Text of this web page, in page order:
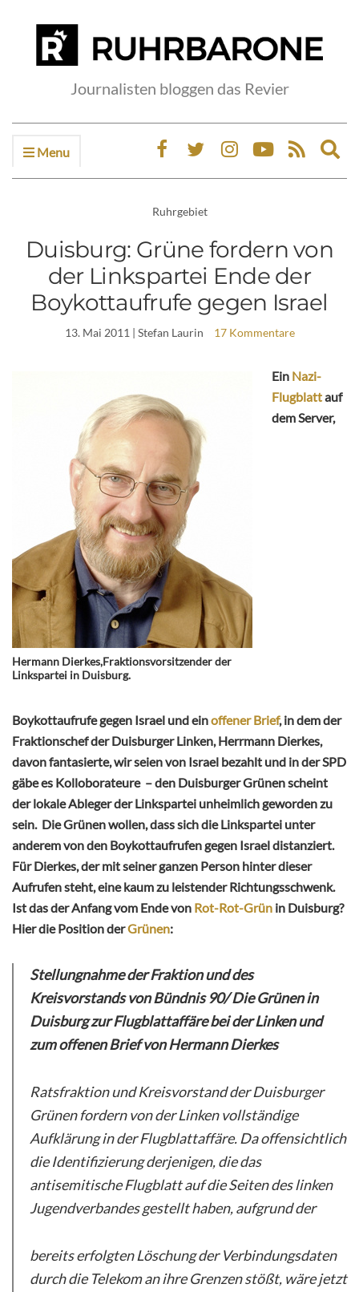
Journalisten bloggen das Revier
Menu
Ruhrgebiet
Duisburg: Grüne fordern von
der Linkspartei Ende der
Boykottaufrufe gegen Israel
13. Mai 2011 | Stefan Laurin 17 Kommentare
Hermann Dierkes,Fraktionsvorsitzender der
Linkspartei in Duisburg.
Ein Nazi-
Flugblattauf
dem Server,
Boykottaufrufe gegen Israel und einoffener Brief, in dem der
Fraktionschef der Duisburger Linken, Herrmann Dierkes,
davon fantasierte, wir seien von Israel bezahlt und in der SPD
gäbe es Kolloborateure – den Duisburger Grünen scheint
der lokale Ableger der Linkspartei unheimlich geworden zu
sein. Die Grünen wollen, dass sich die Linkspartei unter
anderem von den Boykottaufrufen gegen Israel distanziert.
Für Dierkes, der mit seiner ganzen Person hinter dieser
Aufrufen steht, eine kaum zu leistender Richtungsschwenk.
Ist das der Anfang vom Ende von Rot-Rot-Grün in Duisburg?
Hier die Position derGrünen:
Stellungnahme der Fraktion und des
Kreisvorstands von Bündnis 90/ Die Grünen in
Duisburg zur Flugblattaffäre bei der Linken und
zum offenen Brief von Hermann Dierkes
Ratsfraktion und Kreisvorstand der Duisburger
Grünen fordern von der Linken vollständige
Aufklärung in der Flugblattaffäre. Da offensichtlich
die Identifizierung derjenigen, die das
antisemitische Flugblatt auf die Seiten des linken
Jugendverbandes gestellt haben, aufgrund der
bereits erfolgten Löschung der Verbindungsdaten
durch die Telekom an ihre Grenzen stößt, wäre jetzt